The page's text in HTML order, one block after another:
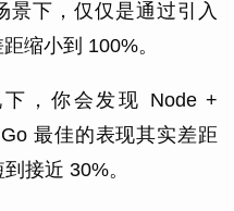
景下，仅仅是通过引入
缩小到 100%。
，你会发现 Node +
最佳的表现其实差距
接近 30%。